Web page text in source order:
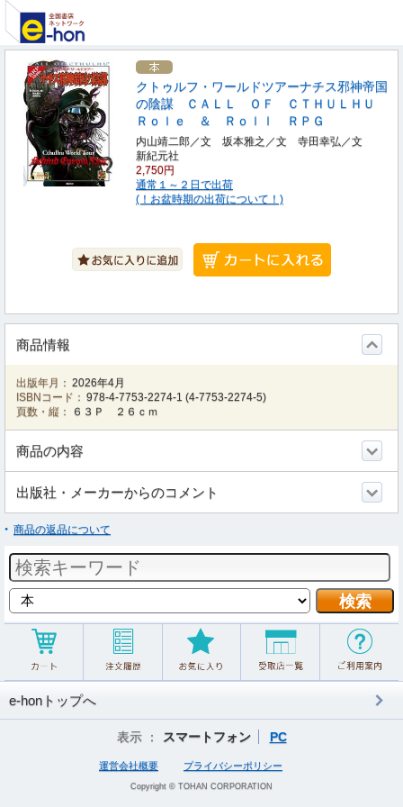
クトゥルフ・ワールドツアーナチス邪神帝国
の陰謀 ＣＡＬＬ ＯＦ ＣＴＨＵＬＨＵ
Ｒｏｌｅ ＆ Ｒｏｌｌ ＲＰＧ
内山靖二郎／文 坂本雅之／文 寺田幸弘／文
新紀元社
2,750円
通常１～２日で出荷
(！お盆時期の出荷について！)
商品情報
出版年月： 2026年4月
ISBNコード： 978-4-7753-2274-1 (4-7753-2274-5)
頁数・縦：
６３Ｐ ２６ｃｍ
商品の内容
出版社・メーカーからのコメント
商品の返品について
e-honトップへ
表示 ： スマートフォン PC
運営会社概要 プライバシーポリシー
Copyright © TOHAN CORPORATION